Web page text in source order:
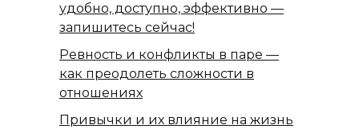
удобно, доступно, эффективно —
запишитесь сейчас!
Ревность и конфликты в паре —
как преодолеть сложности в
отношениях
Привычки и их влияние на жизнь